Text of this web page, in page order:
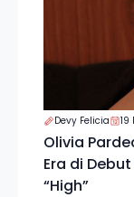
Devy Felicia 19
Olivia
Era di Debut Nomor RnB
“High”